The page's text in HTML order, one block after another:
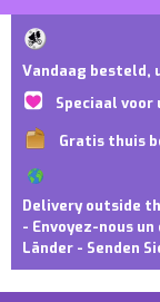
Vandaag besteld,
Speciaal
Gratis thuis
Delivery outside
- Envoyez-nous
Länder - Senden